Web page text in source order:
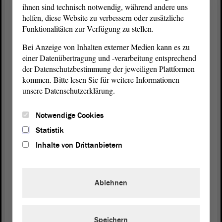
eine Zurückweisung notwendig ist. Auch das wird
nicht eingehalten. Ganz im Gegenteil: Jeder kann in
dieses Land beliebig einreisen. Auch hierbei fordern
wir eine Selbstverständlichkeit, dass wir unsere
eigenen Gesetze einhalten, so traurig das auch ist.
Viertens. Gefährder, Extremisten und schwere
Straftäter müssen priorisiert abgeschoben werden.
Remigrationsdebatte, auch wenn Sie das hier alles
nicht wahrhaben wollen. Ich finde es als Mensch
sehr traurig, dass zuerst immer die abgeschoben
dass man Gefährder mit sechs oder sieben
ihnen sind technisch notwendig, während andere uns
helfen, diese Website zu verbessern oder zusätzliche
Funktionalitäten zur Verfügung zu stellen.
Bei Anzeige von Inhalten externer Medien kann es zu
einer Datenübertragung und -verarbeitung entsprechend
der Datenschutzbestimmung der jeweiligen Plattformen
kommen. Bitte lesen Sie für weitere Informationen
unsere Datenschutzerklärung.
Notwendige Cookies
Statistik
Inhalte von Drittanbietern
Ablehnen
Speichern